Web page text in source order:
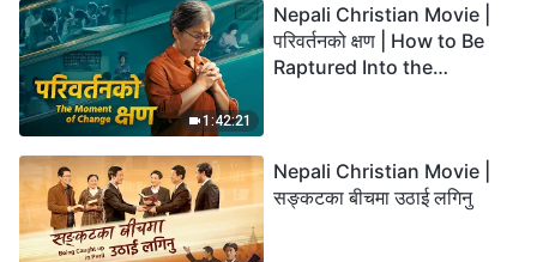
1:42:21
Nepali Christian Movie |
परिवर्तनको क्षण | How to Be
Raptured Into the
Nepali Christian Movie |
सङ्कटका बीचमा उठाई लगिनु